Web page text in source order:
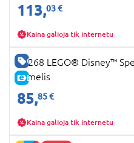
113,03 €
Kaina galioja tik internetu
GERA KAINA
E-KAINA
43268 LEGO® Disney™
namelis
85,85 €
Kaina galioja tik internetu